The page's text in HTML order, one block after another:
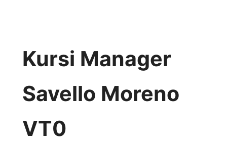
Kursi Manager
Savello Moreno
VT0